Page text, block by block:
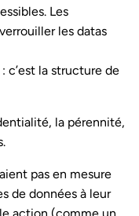
Les
les datas
: c’est la structure de
la pérennité,
pas en mesure
de données à leur